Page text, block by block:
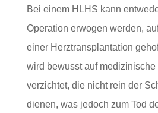
Bei einem HLHS kann
Operation erwogen werden,
einer Herztransplantation
wird bewusst auf medizinische
verzichtet, die nicht rein der
dienen, was jedoch zum Tod